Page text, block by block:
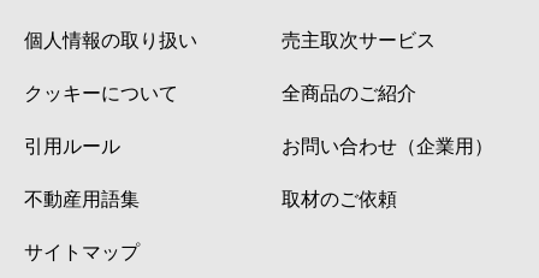
個人情報の取り扱い
クッキーについて
引用ルール
不動産用語集
サイトマップ
売主取次サービス
全商品のご紹介
お問い合わせ（企業用）
取材のご依頼